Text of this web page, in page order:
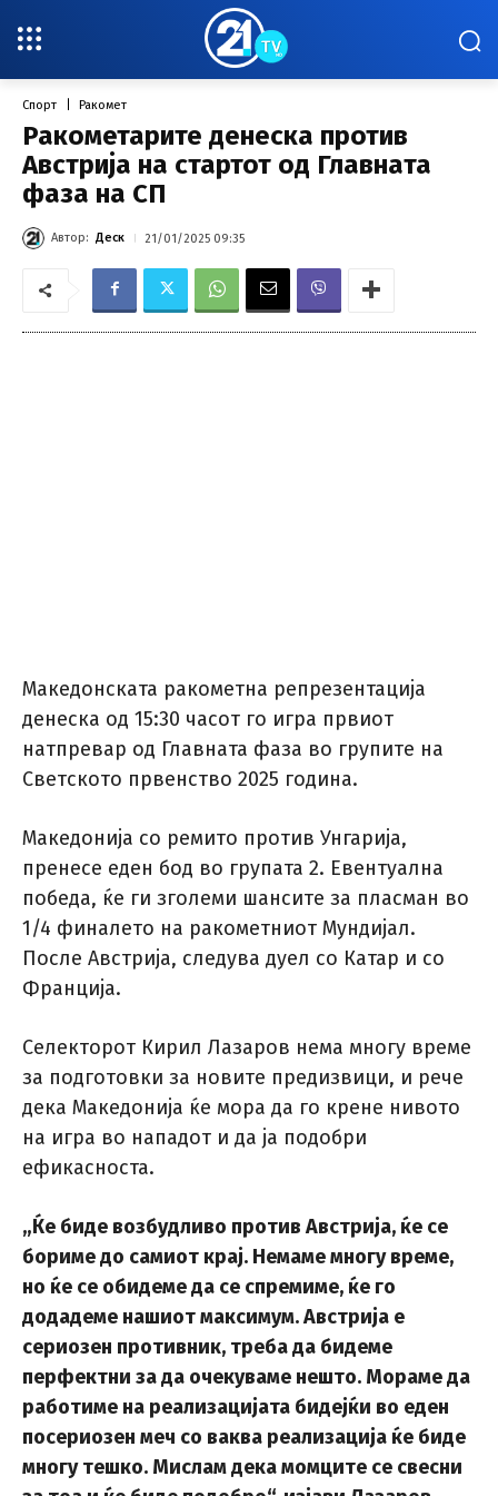
Спорт Ракомет
Ракометарите денеска против
Австрија на стартот од Главната
фаза на СП
Автор: Деск 21/01/2025 09:35
Македонската ракометна репрезентација
денеска од 15:30 часот го игра првиот
натпревар од Главната фаза во групите на
Светското првенство 2025 година.
Македонија со ремито против Унгарија,
пренесе еден бод во групата 2. Евентуална
победа, ќе ги зголеми шансите за пласман во
1/4 финалето на ракометниот Мундијал.
После Австрија, следува дуел со Катар и со
Франција.
Селекторот Кирил Лазаров нема многу време
за подготовки за новите предизвици, и рече
дека Македонија ќе мора да го крене нивото
на игра во нападот и да ја подобри
ефикасноста.
„Ќе биде возбудливо против Австрија, ќе се
бориме до самиот крај. Немаме многу време,
но ќе се обидеме да се спремиме, ќе го
додадеме нашиот максимум. Австрија е
сериозен противник, треба да бидеме
перфектни за да очекуваме нешто. Мораме да
работиме на реализацијата бидејќи во еден
посериозен меч со ваква реализација ќе биде
многу тешко. Мислам дека момците се свесни